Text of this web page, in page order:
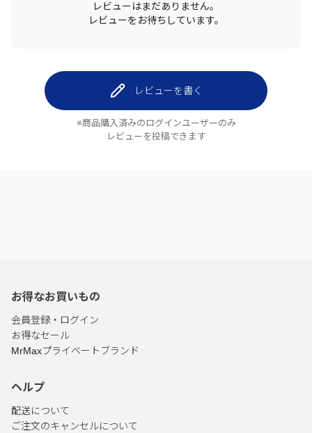
レビューはまだありません。
レビューをお待ちしています。
レビューを書く
※商品購入済みのログインユーザーのみ
レビューを投稿できます
お得なお買いもの
会員登録・ログイン
お得なセール
MrMaxプライベートブランド
ヘルプ
配送について
ご注文のキャンセルについて